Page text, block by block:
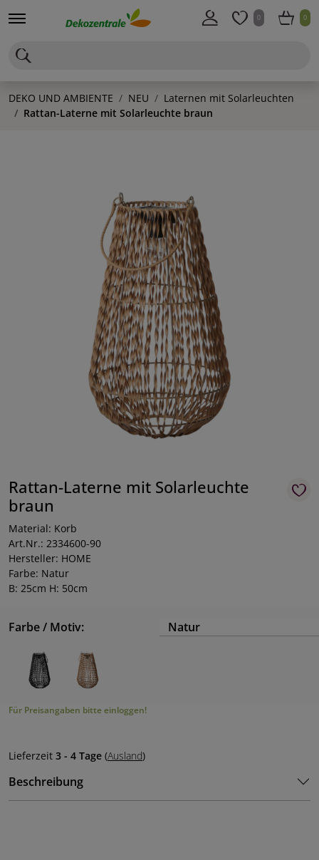
0 0
DEKO UND AMBIENTE NEU
Laternen mit Solarleuchten
Rattan-Laterne mit Solarleuchte braun
Rattan-Laterne mit Solarleuchte
braun
Material: Korb
Art.Nr.: 2334600-90
Hersteller: HOME
Farbe: Natur
B: 25cm H: 50cm
Farbe / Motiv: Natur
Für Preisangaben bitte einloggen!
Lieferzeit 3 - 4 Tage (Ausland)
Beschreibung